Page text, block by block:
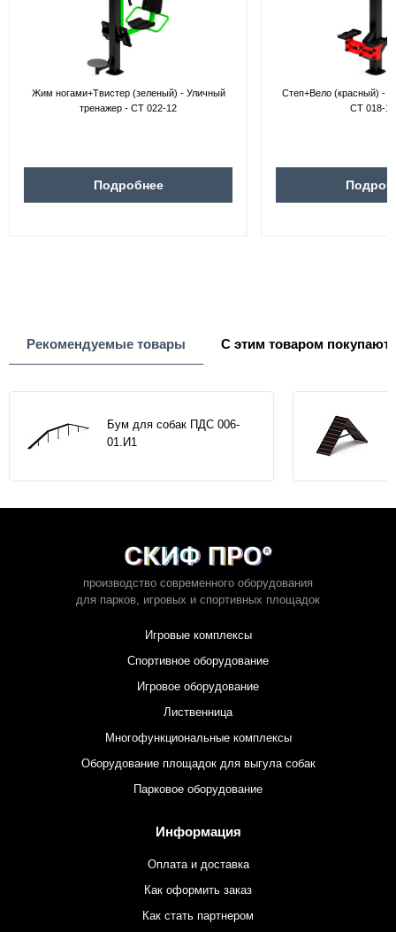
Жим ногами+Твистер (зеленый) - Уличный
тренажер - СТ 022-12
Подробнее
Степ+Вело (красный) -
СТ 018-
Рекомендуемые товары С этим товаром покупают
Бум для собак ПДС 006-
01.И1
производство современного оборудования
для парков, игровых и спортивных площадок
Игровые комплексы
Спортивное оборудование
Игровое оборудование
Лиственница
Многофункциональные комплексы
Оборудование площадок для выгула собак
Парковое оборудование
Информация
Оплата и доставка
Как оформить заказ
Как стать партнером